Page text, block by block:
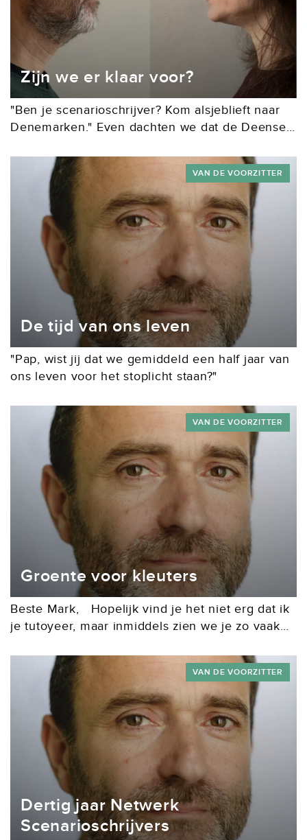
Zijn we er klaar voor?
"Ben je scenarioschrijver? Kom alsjeblieft naar
Denemarken." Even dachten we dat de Deense
hij was bloedserieus. Sinds streamers als Netflix,
Amazon en...
De tijd van ons leven
"Pap, wist jij dat we gemiddeld een half jaar van
ons leven voor het stoplicht staan?"
VAN DE VOORZITTER
Groente voor kleuters
Beste Mark, Hopelijk vind je het niet erg dat ik
je tutoyeer, maar inmiddels zien we je zo vaak
etenstijd...
VAN DE VOORZITTER
Dertig jaar Netwerk
Scenarioschrijvers
VAN DE VOORZITTER